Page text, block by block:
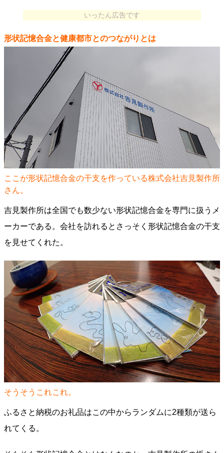
いったん広告です
形状記憶合金と健康都市とのつながりとは
ここが形状記憶合金の干支を作っている株式会社吉見製作所
さん。
吉見製作所は全国でも数少ない形状記憶合金を専門に扱うメ
ーカーである。会社を訪れるとさっそく形状記憶合金の干支
を見せてくれた。
そうそうこれこれ。
ふるさと納税のお礼品はこの中からランダムに2種類が送ら
れてくる。